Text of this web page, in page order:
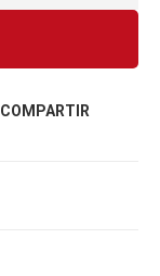
COMPARTIR